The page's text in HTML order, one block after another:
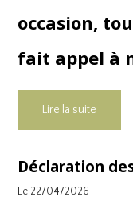
occasion,
fait appel à
Lire la suite
Déclaration
Le 22/04/2026